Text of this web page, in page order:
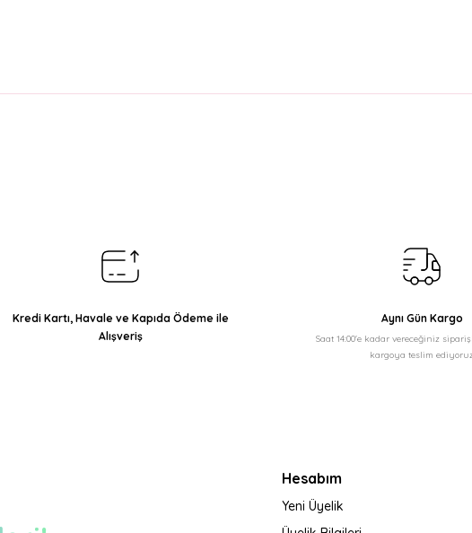
Kredi Kartı, Havale ve Kapıda Ödeme ile
Alışveriş
Aynı Gün Kargo
Saat 14:00'e kadar vereceğiniz
kargoya teslim
Hesabım
Yeni Üyelik